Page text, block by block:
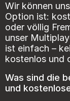
Wir können
Option ist:
oder völlig
unser
ist einfach –
kostenlos und
Was sind die
und